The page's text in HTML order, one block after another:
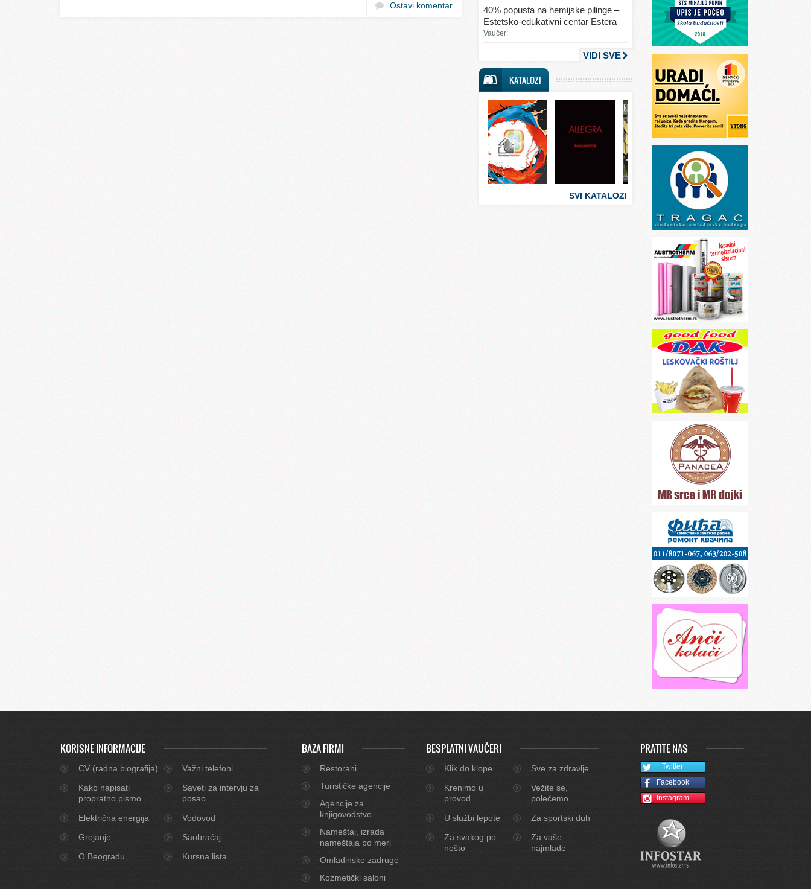
Ostavi komentar
Svet mode
Svet sporta
Svet tehnike
Svet ugostiteljstva
Svet zabave i umetnosti
Svet zanimljivosti
Svet zdravlja
40% popusta na hemijske pilinge –
Estetsko-edukativni centar Estera
Vaučer:
VIDI SVE
KATALOZI
SVI KATALOZI
KORISNE INFORMACIJE
CV (radna biografija)
Važni telefoni
Kako napisati
propratno pismo
Saveti za intervju za
posao
Električna energija
Vodovod
Grejanje
Saobraćaj
O Beogradu
Kursna lista
BAZA FIRMI
Restorani
Turističke agencije
Agencije za
knjigovodstvo
Nameštaj, izrada
nameštaja po meri
Omladinske zadruge
Kozmetički saloni
BESPLATNI VAUČERI
Klik do klope
Sve za zdravlje
Krenimo u
provod
Vežite se,
polećemo
U službi lepote
Za sportski duh
Za svakog po
nešto
Za vaše
najmlađe
PRATITE NAS
Twitter
Facebook
Instagram